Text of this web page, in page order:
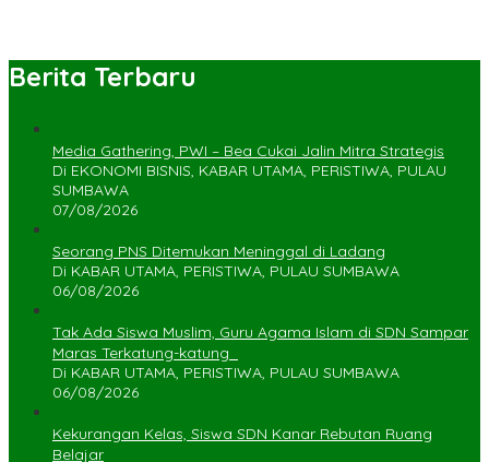
Berita Terbaru
Media Gathering, PWI – Bea Cukai Jalin Mitra Strategis
Di EKONOMI BISNIS, KABAR UTAMA, PERISTIWA, PULAU
SUMBAWA
07/08/2026
Seorang PNS Ditemukan Meninggal di Ladang
Di KABAR UTAMA, PERISTIWA, PULAU SUMBAWA
06/08/2026
Tak Ada Siswa Muslim, Guru Agama Islam di SDN Sampar
Maras Terkatung-katung ‎
Di KABAR UTAMA, PERISTIWA, PULAU SUMBAWA
06/08/2026
Kekurangan Kelas, Siswa SDN Kanar Rebutan Ruang
Belajar